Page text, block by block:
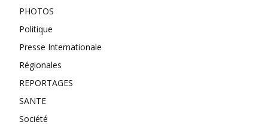
PHOTOS
Politique
Presse Internationale
Régionales
REPORTAGES
SANTE
Société